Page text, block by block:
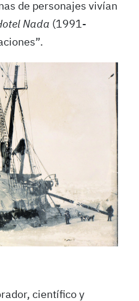
de personajes vivían
Nada (1991-
científico y